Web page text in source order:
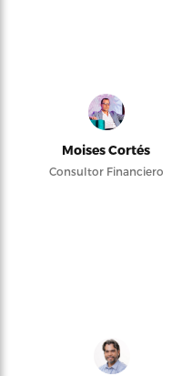
Moises Cortés
Consultor Financiero